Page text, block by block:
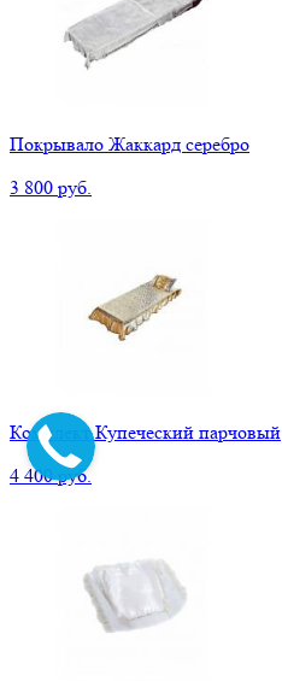
Покрывало Жаккард серебро
3 800 руб.
Комплект Купеческий парчовый
4 400 руб.